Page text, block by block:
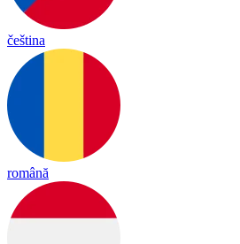
čeština
română